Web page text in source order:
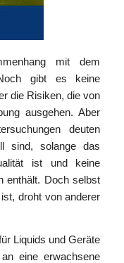
mit dem
gibt es keine
die Risiken, die von
ausgehen. Aber
deuten
sind, solange das
ist und keine
enthält. Doch selbst
droht von anderer
Liquids und Geräte
eine erwachsene